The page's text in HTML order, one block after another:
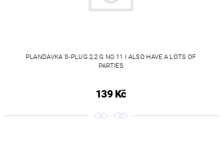
PLANDAVKA S-PLUG 2,2 G NO.11 I ALSO HAVE A LOTS OF
PARTIES
139 Kč